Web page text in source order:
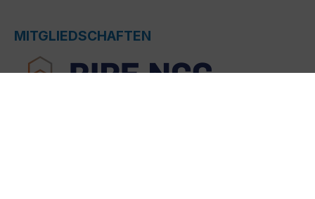
MITGLIEDSCHAFTEN